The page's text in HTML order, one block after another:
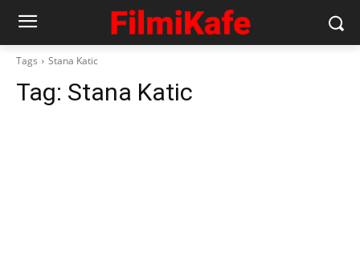
Tags Stana Katic
Tag: Stana Katic